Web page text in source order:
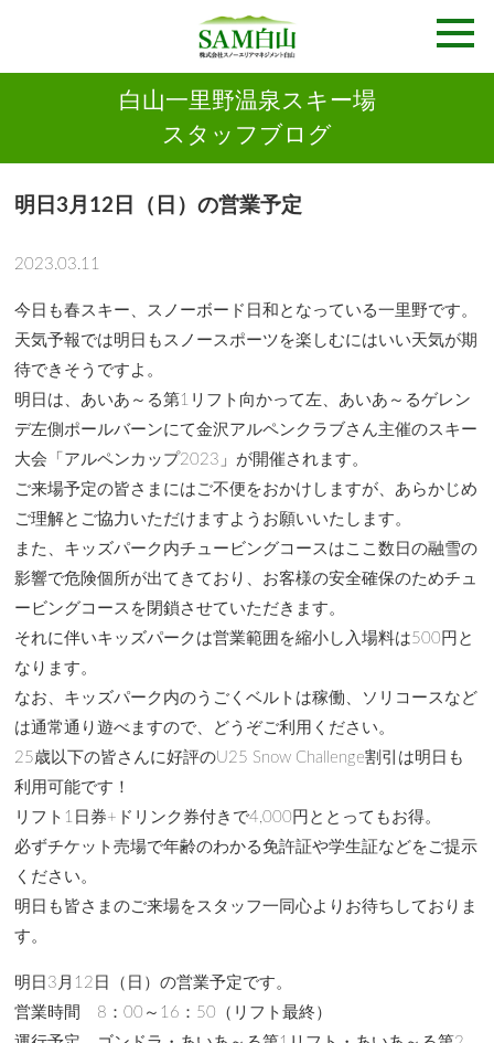
白山一里野温泉スキー場
スタッフブログ
明日3月12日（日）の営業予定
2023.03.11
今日も春スキー、スノーボード日和となっている一里野です。
天気予報では明日もスノースポーツを楽しむにはいい天気が期
待できそうですよ。
明日は、あいあ～る第1リフト向かって左、あいあ～るゲレン
デ左側ポールバーンにて金沢アルペンクラブさん主催のスキー
大会「アルペンカップ2023」が開催されます。
ご来場予定の皆さまにはご不便をおかけしますが、あらかじめ
ご理解とご協力いただけますようお願いいたします。
また、キッズパーク内チュービングコースはここ数日の融雪の
影響で危険個所が出てきており、お客様の安全確保のためチュ
ービングコースを閉鎖させていただきます。
それに伴いキッズパークは営業範囲を縮小し入場料は500円と
なります。
なお、キッズパーク内のうごくベルトは稼働、ソリコースなど
は通常通り遊べますので、どうぞご利用ください。
25歳以下の皆さんに好評のU25 Snow Challenge割引は明日も
利用可能です！
リフト1日券+ドリンク券付きで4,000円ととってもお得。
必ずチケット売場で年齢のわかる免許証や学生証などをご提示
ください。
明日も皆さまのご来場をスタッフ一同心よりお待ちしておりま
す。
明日3月12日（日）の営業予定です。
営業時間 8：00～16：50（リフト最終）